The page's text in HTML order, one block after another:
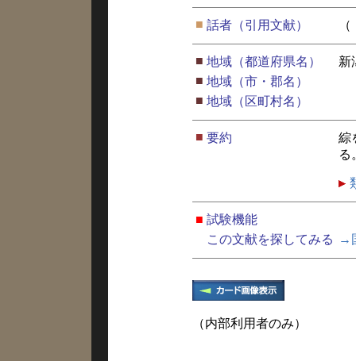
■ 話者（引用文献）
■ 地域（都道府県名）
新
■ 地域（市・郡名）
■ 地域（区町村名）
■ 要約
綜
る
■ 試験機能
この文献を探してみる
→
（内部利用者のみ）